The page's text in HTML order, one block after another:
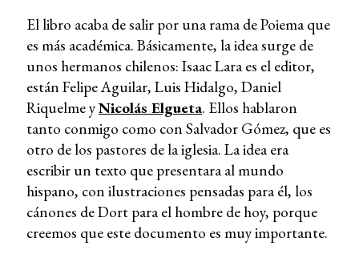
El libro acaba de salir por una rama de Poiema que
es más académica. Básicamente, la idea surge de
unos hermanos chilenos: Isaac Lara es el editor,
están Felipe Aguilar, Luis Hidalgo, Daniel
Riquelme yNicolás Elgueta. Ellos hablaron
tanto conmigo como con Salvador Gómez, que es
otro de los pastores de la iglesia. La idea era
escribir un texto que presentara al mundo
hispano, con ilustraciones pensadas para él, los
cánones de Dort para el hombre de hoy, porque
creemos que este documento es muy importante.